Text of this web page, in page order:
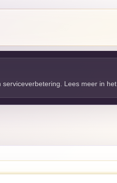
Lees meer in het